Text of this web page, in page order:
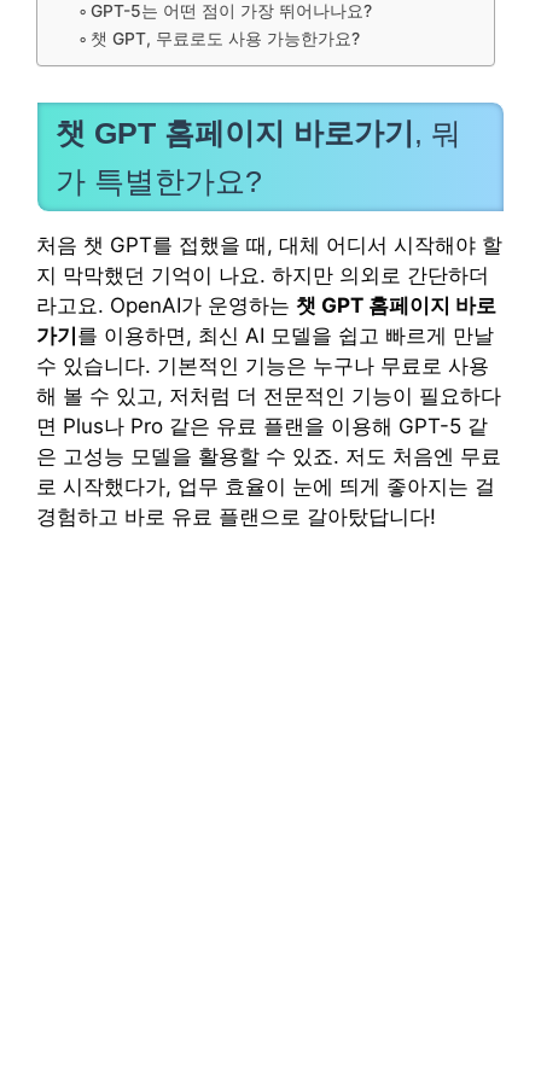
GPT-5는 어떤 점이 가장 뛰어나나요?
챗 GPT, 무료로도 사용 가능한가요?
챗 GPT 홈페이지 바로가기, 뭐
가 특별한가요?
처음 챗 GPT를 접했을 때, 대체 어디서 시작해야 할
지 막막했던 기억이 나요. 하지만 의외로 간단하더
라고요. OpenAI가 운영하는 챗 GPT 홈페이지 바로
가기를 이용하면, 최신 AI 모델을 쉽고 빠르게 만날
수 있습니다. 기본적인 기능은 누구나 무료로 사용
해 볼 수 있고, 저처럼 더 전문적인 기능이 필요하다
면 Plus나 Pro 같은 유료 플랜을 이용해 GPT-5 같
은 고성능 모델을 활용할 수 있죠. 저도 처음엔 무료
로 시작했다가, 업무 효율이 눈에 띄게 좋아지는 걸
경험하고 바로 유료 플랜으로 갈아탔답니다!